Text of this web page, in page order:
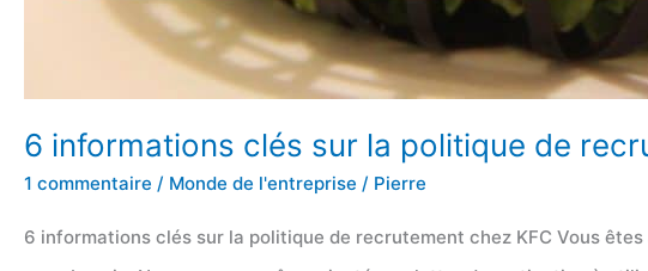
6 informations clés sur la politique de
1 commentaire / Monde de l'entreprise / Pierre
6 informations clés sur la politique de recrutement chez KFC Vous